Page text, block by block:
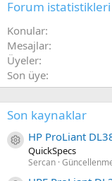
Forum istatistikleri
Konular
Mesajlar
Üyeler
Son üye
Son kaynaklar
Kaynak ikon/
HP ProLiant
QuickSpecs
Sercan